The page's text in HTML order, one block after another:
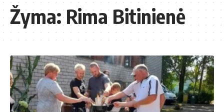
Žyma:Rima Bitinienė